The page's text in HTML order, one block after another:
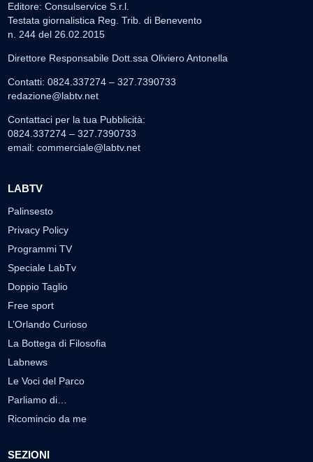
Editore: Consulservice S.r.l.
Testata giornalistica Reg. Trib. di Benevento
n. 244 del 26.02.2015
Direttore Responsabile Dott.ssa Oliviero Antonella
Contatti: 0824.337274 – 327.7390733
redazione@labtv.net
Contattaci per la tua Pubblicità:
0824.337274 – 327.7390733
email: commerciale@labtv.net
LABTV
Palinsesto
Privacy Policy
Programmi TV
Speciale LabTv
Doppio Taglio
Free sport
L’Orlando Curioso
La Bottega di Filosofia
Labnews
Le Voci del Parco
Parliamo di…
Ricomincio da me
SEZIONI